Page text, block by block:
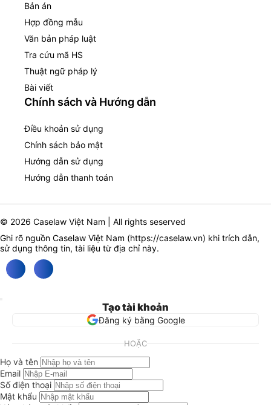
Bản án
Hợp đồng mẫu
Văn bản pháp luật
Tra cứu mã HS
Thuật ngữ pháp lý
Bài viết
Chính sách và Hướng dẫn
Điều khoản sử dụng
Chính sách bảo mật
Hướng dẫn sử dụng
Hướng dẫn thanh toán
© 2026 Caselaw Việt Nam | All rights seserved
Ghi rõ nguồn Caselaw Việt Nam (https://caselaw.vn) khi trích dẫn,
sử dụng thông tin, tài liệu từ địa chỉ này.
Tạo tài khoản
Đăng ký bằng Google
HOẶC
Họ và tên
Email
Số điện thoại
Mật khẩu